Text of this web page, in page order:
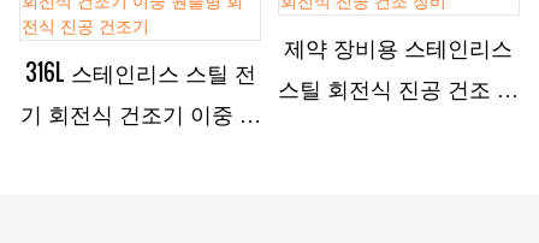
316L 스테인리스 스틸 전
기 회전식 건조기 이중 원
제약 장비용 스테인리스
스틸 회전식 진공 건조 장